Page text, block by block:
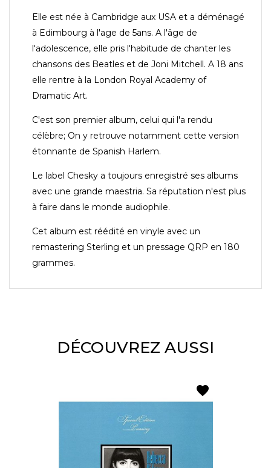
Elle est née à Cambridge aux USA et a déménagé
à Edimbourg à l'age de 5ans. A l'âge de
l'adolescence, elle pris l'habitude de chanter les
chansons des Beatles et de Joni Mitchell. A 18 ans
elle rentre à la London Royal Academy of
Dramatic Art.
C'est son premier album, celui qui l'a rendu
célèbre; On y retrouve notamment cette version
étonnante de Spanish Harlem.
Le label Chesky a toujours enregistré ses albums
avec une grande maestria. Sa réputation n'est plus
à faire dans le monde audiophile.
Cet album est réédité en vinyle avec un
remastering Sterling et un pressage QRP en 180
grammes.
DÉCOUVREZ AUSSI
favorite